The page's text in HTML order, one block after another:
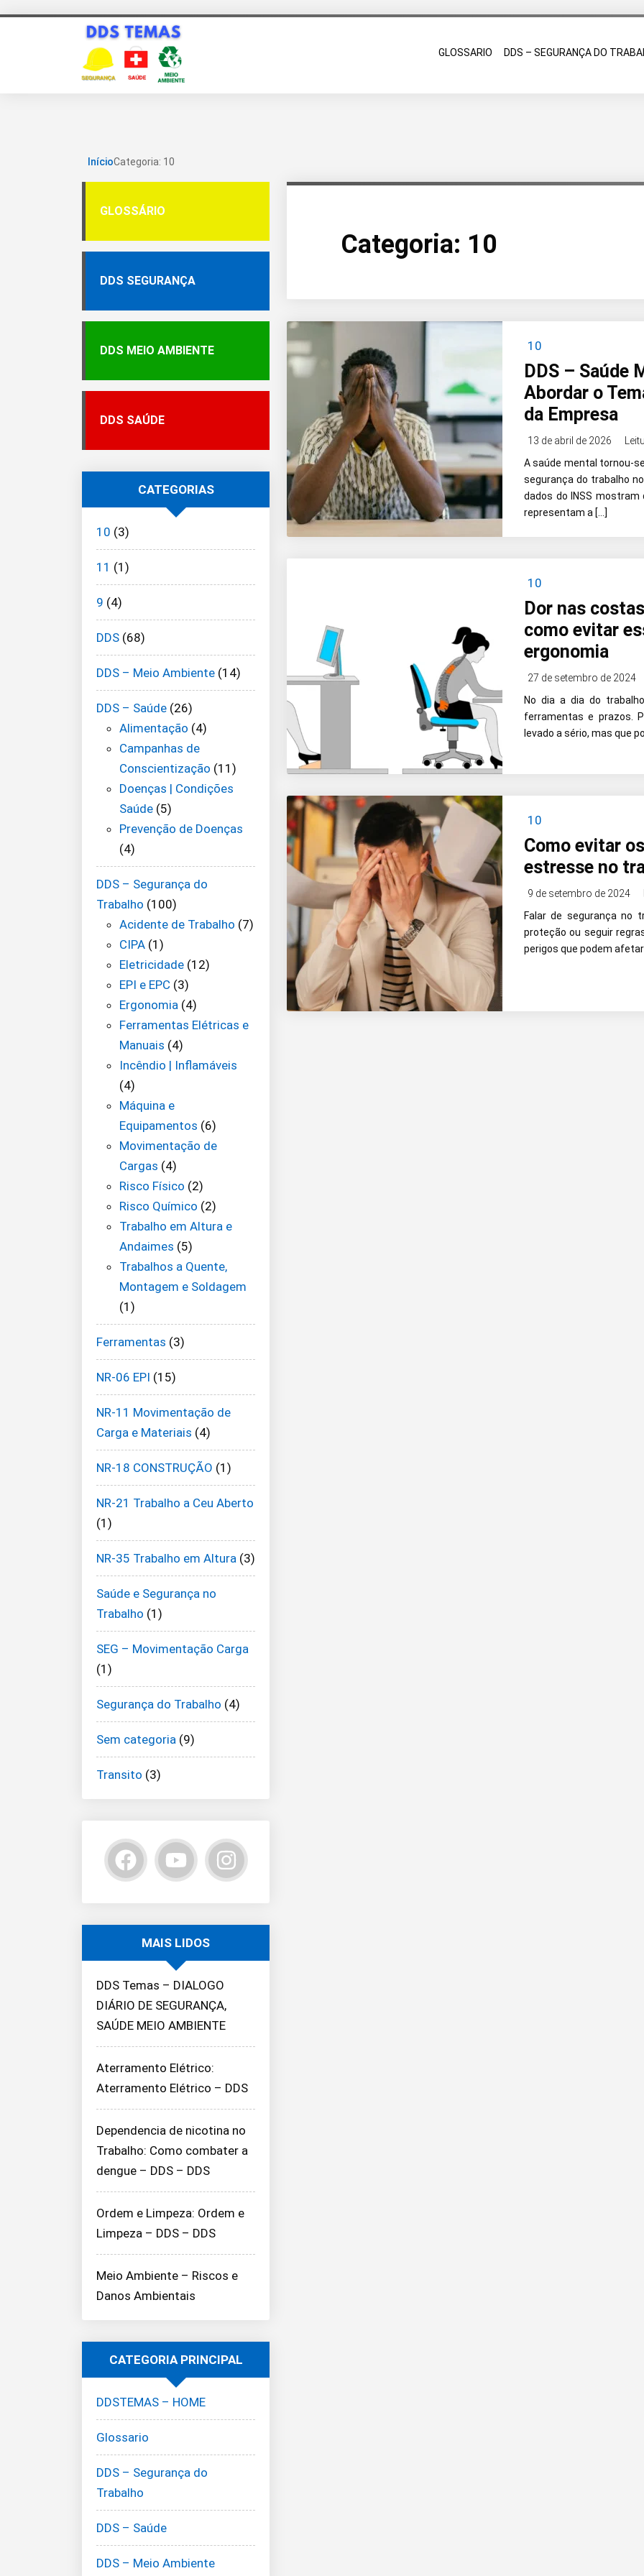
GLOSSARIO DDS – SEGURANÇA DO
InícioCategoria: 10
Categoria: 10
10
DDS – Saúde
Abordar o
da Empresa
13 de abril de 2026
A saúde mental tornou-
segurança do trabalho
dados do INSS
representam a […]
10
Dor nas
como evitar
ergonomia
27 de setembro de 2024
No dia a dia do
ferramentas e prazos.
levado a sério, mas que
10
Como evitar
estresse no
9 de setembro de 2024
Falar de segurança no
proteção ou seguir
perigos que podem
GLOSSÁRIO
DDS SEGURANÇA
DDS MEIO AMBIENTE
DDS SAÚDE
CATEGORIAS
10 (3)
11 (1)
9 (4)
DDS (68)
DDS – Meio Ambiente (14)
DDS – Saúde (26)
Alimentação (4)
Campanhas de
Conscientização (11)
Doenças | Condições
Saúde (5)
Prevenção de Doenças
(4)
DDS – Segurança do
Trabalho (100)
Acidente de Trabalho (7)
CIPA (1)
Eletricidade (12)
EPI e EPC (3)
Ergonomia (4)
Ferramentas Elétricas e
Manuais (4)
Incêndio | Inflamáveis
(4)
Máquina e
Equipamentos (6)
Movimentação de
Cargas (4)
Risco Físico (2)
Risco Químico (2)
Trabalho em Altura e
Andaimes (5)
Trabalhos a Quente,
Montagem e Soldagem
(1)
Ferramentas (3)
NR-06 EPI (15)
NR-11 Movimentação de
Carga e Materiais (4)
NR-18 CONSTRUÇÃO (1)
NR-21 Trabalho a Ceu Aberto
(1)
NR-35 Trabalho em Altura (3)
Saúde e Segurança no
Trabalho (1)
SEG – Movimentação Carga
(1)
Segurança do Trabalho (4)
Sem categoria (9)
Transito (3)
MAIS LIDOS
DDS Temas – DIALOGO
DIÁRIO DE SEGURANÇA,
SAÚDE MEIO AMBIENTE
Aterramento Elétrico:
Aterramento Elétrico – DDS
Dependencia de nicotina no
Trabalho: Como combater a
dengue – DDS – DDS
Ordem e Limpeza: Ordem e
Limpeza – DDS – DDS
Meio Ambiente – Riscos e
Danos Ambientais
CATEGORIA PRINCIPAL
DDSTEMAS – HOME
Glossario
DDS – Segurança do
Trabalho
DDS – Saúde
DDS – Meio Ambiente